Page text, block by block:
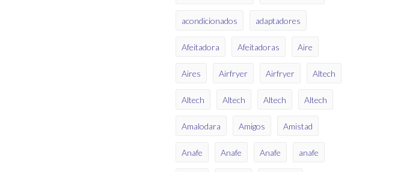
acondicionados adaptadores
Afeitadora Afeitadoras Aire
Aires Airfryer Airfryer Altech
Altech Altech Altech Altech
Amalodara Amigos Amistad
Anafe Anafe Anafe anafe